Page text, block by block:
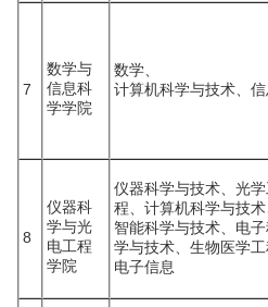
7
数学与
信息科
学学院
数学、
计算机科学与技术、
8
仪器科
学与光
电工程
学院
仪器科学与技术、光学
程、计算机科学与技术
智能科学与技术、电
学与技术、生物医学工
电子信息